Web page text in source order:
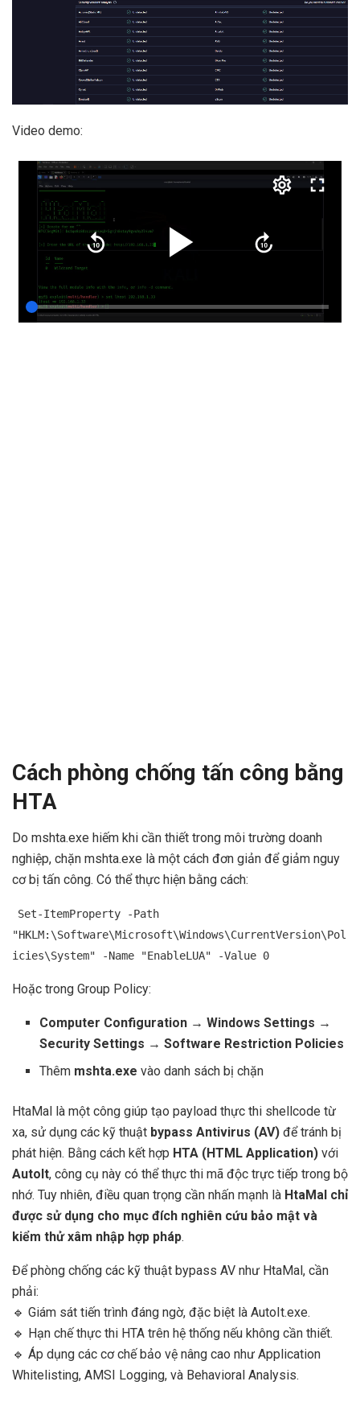
Video demo:
Cách phòng chống tấn công bằng
HTA
Do mshta.exe hiếm khi cần thiết trong môi trường doanh
nghiệp, chặn mshta.exe là một cách đơn giản để giảm nguy
cơ bị tấn công. Có thể thực hiện bằng cách:
Set-ItemProperty -Path
"HKLM:\Software\Microsoft\Windows\CurrentVersion\Pol
icies\System" -Name "EnableLUA" -Value 0
Hoặc trong Group Policy:
Computer Configuration → Windows Settings →
Security Settings → Software Restriction Policies
Thêm mshta.exe vào danh sách bị chặn
HtaMal là một công giúp tạo payload thực thi shellcode từ
xa, sử dụng các kỹ thuật bypass Antivirus (AV) để tránh bị
phát hiện. Bằng cách kết hợp HTA (HTML Application) với
AutoIt, công cụ này có thể thực thi mã độc trực tiếp trong bộ
nhớ. Tuy nhiên, điều quan trọng cần nhấn mạnh là HtaMal chỉ
được sử dụng cho mục đích nghiên cứu bảo mật và
kiểm thử xâm nhập hợp pháp.
Để phòng chống các kỹ thuật bypass AV như HtaMal, cần
phải:
🔹 Giám sát tiến trình đáng ngờ, đặc biệt là AutoIt.exe.
🔹 Hạn chế thực thi HTA trên hệ thống nếu không cần thiết.
🔹 Áp dụng các cơ chế bảo vệ nâng cao như Application
Whitelisting, AMSI Logging, và Behavioral Analysis.